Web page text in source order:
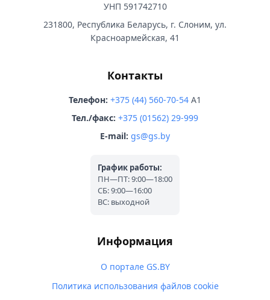
УНП 591742710
231800, Республика Беларусь, г. Слоним, ул.
Красноармейская, 41
Контакты
Телефон: +375 (44) 560-70-54 A1
Тел./факс: +375 (01562) 29-999
E-mail: gs@gs.by
График работы:
ПН—ПТ: 9:00—18:00
СБ: 9:00—16:00
ВС: выходной
Информация
О портале GS.BY
Политика использования файлов cookie